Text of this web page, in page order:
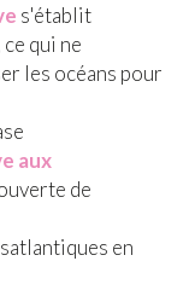
s'établit
ce qui ne
les océans pour
aux
de
en